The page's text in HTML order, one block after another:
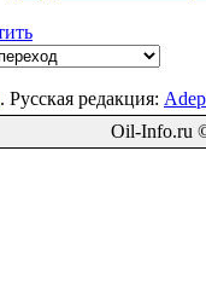
. Русская редакция:
Oil-Info.ru